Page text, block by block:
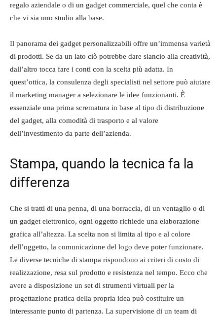
regalo aziendale o di un gadget commerciale, quel che conta è
che vi sia uno studio alla base.
Il panorama dei gadget personalizzabili offre un’immensa varietà
di prodotti. Se da un lato ciò potrebbe dare slancio alla creatività,
dall’altro tocca fare i conti con la scelta più adatta. In
quest’ottica, la consulenza degli specialisti nel settore può aiutare
il marketing manager a selezionare le idee funzionanti. È
essenziale una prima scrematura in base al tipo di distribuzione
del gadget, alla comodità di trasporto e al valore
dell’investimento da parte dell’azienda.
Stampa, quando la tecnica fa la
differenza
Che si tratti di una penna, di una borraccia, di un ventaglio o di
un gadget elettronico, ogni oggetto richiede una elaborazione
grafica all’altezza. La scelta non si limita al tipo e al colore
dell’oggetto, la comunicazione del logo deve poter funzionare.
Le diverse tecniche di stampa rispondono ai criteri di costo di
realizzazione, resa sul prodotto e resistenza nel tempo. Ecco che
avere a disposizione un set di strumenti virtuali per la
progettazione pratica della propria idea può costituire un
interessante punto di partenza. La supervisione di un team di